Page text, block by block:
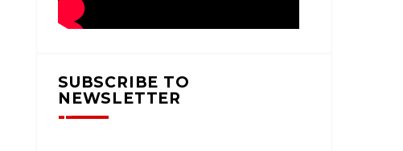
SUBSCRIBE TO
NEWSLETTER